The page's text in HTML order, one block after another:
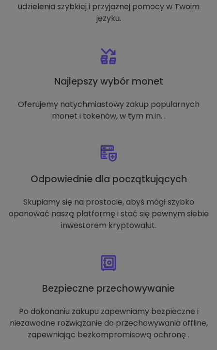
udzielenia szybkiej i przyjaznej pomocy w Twoim
języku.
Najlepszy wybór monet
Oferujemy natychmiastowy zakup popularnych
monet i tokenów, w tym m.in. .
Odpowiednie dla początkujących
Skupiamy się na prostocie, abyś mógł szybko
opanować naszą platformę i stać się pewnym siebie
inwestorem kryptowalut.
Bezpieczne przechowywanie
Po dokonaniu zakupu zapewniamy bezpieczne i
niezawodne rozwiązanie do przechowywania offline,
zapewniając bezkompromisową ochronę .